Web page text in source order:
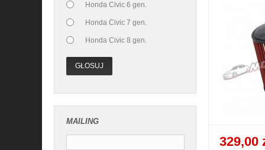
329,00
Honda Civic 6 gen.
Honda Civic 7 gen.
Honda Civic 8 gen.
GŁOSUJ
MAILING